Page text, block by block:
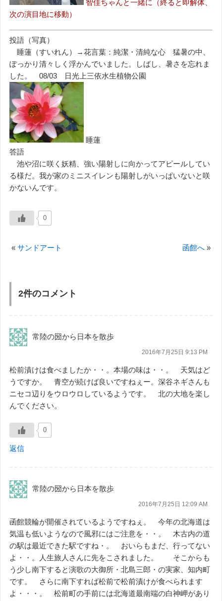
智佳ちゃんと一緒に（終ると即解体、
次の演目地に移動）
投語（写真）
睡蓮（すいれん）→花言葉：純潔・清純な心 猛暑の中、
ぽっかり清々しく浮かんでいました。しばし、暑さを忘れま
した。 08/03 日光上三依水生植物公園
睡蓮
答語
池や沼に咲く妖精、強い陽射しに向かってアピールしてい
る様だ。我が家のミニスイレンも陽射しがいっぱいないと咲
かないんです。
0
« サンドアート 函館へ »
2件のコメント
常陸の圀から日本を散歩
2016年7月25日 9:13 PM
松前漬けは食べましたか・・。本場の味は・・。 天気はど
うですか。 青空が続けば良いですねぇー。深谷ネギさんも
ニセコ辺りをウロウロしているようです。 北の大地を楽し
んでください。
0
返信
常陸の圀から日本を散歩
2016年7月25日 12:09 AM
函館競輪が開催されているようですねぇ。 今年の北海道は
気温も低いようなので風邪にはご注意を・・。 木古内の道
の駅は最近できた駅ですね・。 おいらもまだ、行ってない
よ・・。人生旅人さんに先をこされました。 そこからも
う少し南下すると演歌の大御所・北島三郎・の実家、知内町
です。 さらに南下すれば松前で松前漬けが食べられます
よ・・・。 松前町の手前には北海道最南端の白神岬があり